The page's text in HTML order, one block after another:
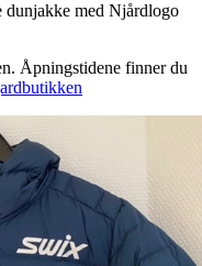
med Njårdlogo
Åpningstidene finner du